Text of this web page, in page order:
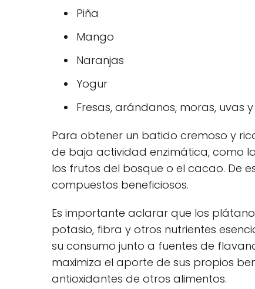
Piña
Mango
Naranjas
Yogur
Fresas, arándanos, moras, uvas
Para obtener un batido cremoso y
de baja actividad enzimática, como
los frutos del bosque o el cacao. De
compuestos beneficiosos.
Es importante aclarar que los
potasio, fibra y otros nutrientes
su consumo junto a fuentes de
maximiza el aporte de sus propios
antioxidantes de otros alimentos.